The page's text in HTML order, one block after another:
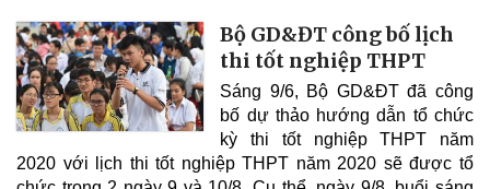
Bộ GD&ĐT công bố lịch
thi tốt nghiệp THPT
Sáng 9/6, Bộ GD&ĐT đã công
bố dự thảo hướng dẫn tổ chức
kỳ thi tốt nghiệp THPT năm
2020 với lịch thi tốt nghiệp THPT năm 2020 sẽ được tổ